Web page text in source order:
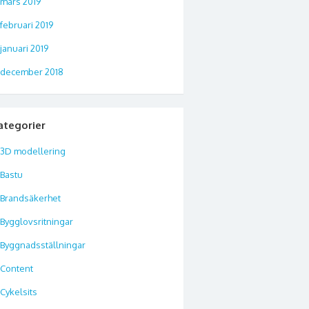
februari 2019
januari 2019
december 2018
3D modellering
Bastu
Brandsäkerhet
Bygglovsritningar
Byggnadsställningar
Content
Cykelsits